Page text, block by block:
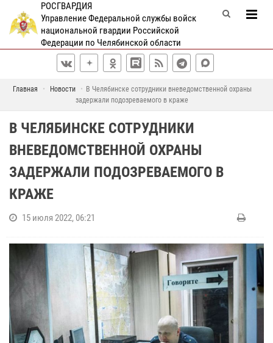
РОСГВАРДИЯ
Управление Федеральной службы войск
национальной гвардии Российской
Федерации по Челябинской области
Главная Новости
В Челябинске сотрудники вневедомственной охраны
задержали подозреваемого в краже
В ЧЕЛЯБИНСКЕ СОТРУДНИКИ
ВНЕВЕДОМСТВЕННОЙ ОХРАНЫ
ЗАДЕРЖАЛИ ПОДОЗРЕВАЕМОГО В
КРАЖЕ
15 июля 2022, 06:21